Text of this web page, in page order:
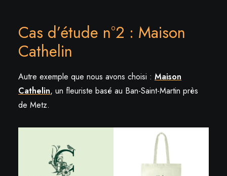
Cas d’étude n°2 : Maison
Cathelin
Autre exemple que nous avons choisi : Maison
Cathelin, un fleuriste basé au Ban-Saint-Martin près
de Metz.